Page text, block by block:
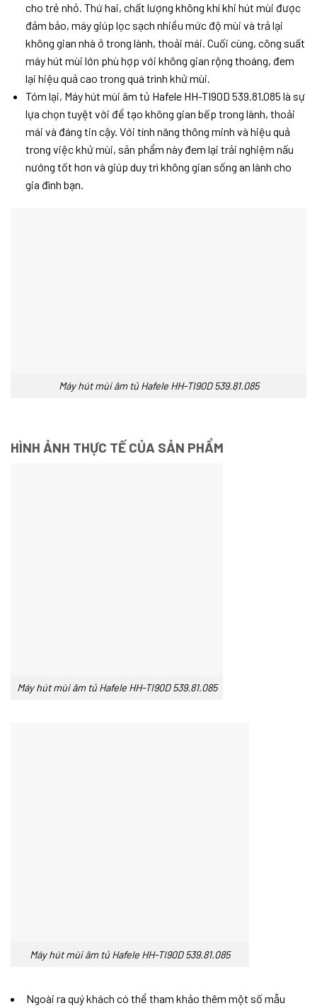
cho trẻ nhỏ. Thứ hai, chất lượng không khí khi hút mùi được
đảm bảo, máy giúp lọc sạch nhiều mức độ mùi và trả lại
không gian nhà ở trong lành, thoải mái. Cuối cùng, công suất
máy hút mùi lớn phù hợp với không gian rộng thoáng, đem
lại hiệu quả cao trong quá trình khử mùi.
Tóm lại, Máy hút mùi âm tủ Hafele HH-TI90D 539.81.085 là sự
lựa chọn tuyệt vời để tạo không gian bếp trong lành, thoải
mái và đáng tin cậy. Với tính năng thông minh và hiệu quả
trong việc khử mùi, sản phẩm này đem lại trải nghiệm nấu
nướng tốt hơn và giúp duy trì không gian sống an lành cho
gia đình bạn.
Máy hút mùi âm tủ Hafele HH-TI90D 539.81.085
HÌNH ẢNH THỰC TẾ CỦA SẢN PHẨM
Máy hút mùi âm tủ Hafele HH-TI90D 539.81.085
Máy hút mùi âm tủ Hafele HH-TI90D 539.81.085
Ngoài ra quý khách có thể tham khảo thêm một số mẫu